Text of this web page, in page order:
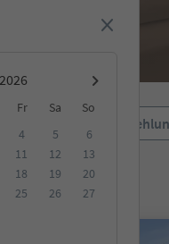
Fr Sa
So
4 5
6
11 12
13
18 19
20
25 26
27